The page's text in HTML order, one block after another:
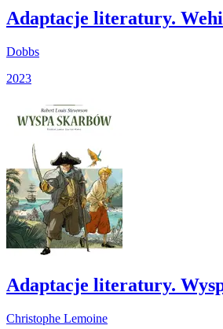
Adaptacje literatury.
Dobbs
2023
Adaptacje literatury.
Christophe Lemoine